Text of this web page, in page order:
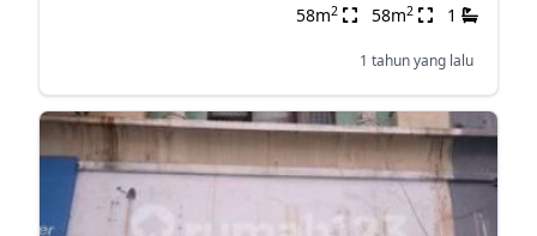
58m2 58m2 1
1 tahun yang lalu